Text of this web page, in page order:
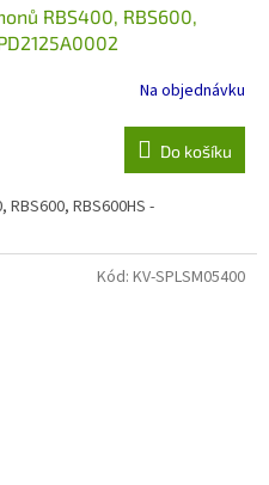
RBS400, RBS600,
Na objednávku
Do košíku
RBS600HS -
Kód: KV-SPLSM05400